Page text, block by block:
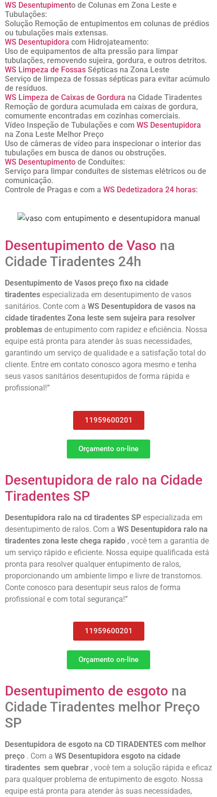
WS Desentupimento de Colunas em Zona Leste e
Tubulações:
Solução Remoção de entupimentos em colunas de prédios
ou tubulações mais extensas.
WS Desentupidora com Hidrojateamento:
Uso de equipamentos de alta pressão para limpar
tubulações, removendo sujeira, gordura, e outros detritos.
WS Limpeza de Fossas Sépticas na Zona Leste
Serviço de limpeza de fossas sépticas para evitar acúmulo
de resíduos.
WS Limpeza de Caixas de Gordura na Cidade Tiradentes
Remoção de gordura acumulada em caixas de gordura,
comumente encontradas em cozinhas comerciais.
Vídeo Inspeção de Tubulações e com WS Desentupidora
na Zona Leste Melhor Preço
Uso de câmeras de vídeo para inspecionar o interior das
tubulações em busca de danos ou obstruções.
WS Desentupimento de Conduítes:
Serviço para limpar conduítes de sistemas elétricos ou de
comunicação.
Controle de Pragas e com a WS Dedetizadora 24 horas:
Desentupimento de Vaso na
Cidade Tiradentes 24h
Desentupimento de Vasos preço fixo na cidade
tiradentes especializada em desentupimento de vasos
sanitários. Conte com a WS Desentupidora de vasos na
cidade tiradentes Zona leste sem sujeira para resolver
problemas de entupimento com rapidez e eficiência. Nossa
equipe está pronta para atender às suas necessidades,
garantindo um serviço de qualidade e a satisfação total do
cliente. Entre em contato conosco agora mesmo e tenha
seus vasos sanitários desentupidos de forma rápida e
profissional!”
11959600201
Orçamento on-line
Desentupidora de ralo na Cidade
Tiradentes SP
Desentupidora ralo na cd tiradentes SP especializada em
desentupimento de ralos. Com a WS Desentupidora ralo na
tiradentes zona leste chega rapido , você tem a garantia de
um serviço rápido e eficiente. Nossa equipe qualificada está
pronta para resolver qualquer entupimento de ralos,
proporcionando um ambiente limpo e livre de transtornos.
Conte conosco para desentupir seus ralos de forma
profissional e com total segurança!”
11959600201
Orçamento on-line
Desentupimento de esgoto na
Cidade Tiradentes melhor Preço
SP
Desentupidora de esgoto na CD TIRADENTES com melhor
preço . Com a WS Desentupidora esgoto na cidade
tiradentes sem quebrar , você tem a solução rápida e eficaz
para qualquer problema de entupimento de esgoto. Nossa
equipe está pronta para atender às suas necessidades,